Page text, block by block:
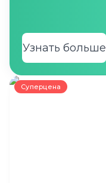
Узнать больше
Суперцена